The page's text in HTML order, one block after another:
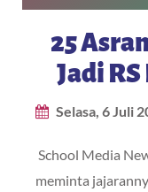
25
Jadi
Selasa, 6 Juli
School Media
meminta